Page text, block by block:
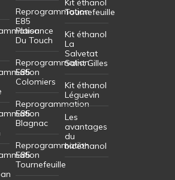
Reprogrammation
E85
Plaisance
Du Touch
Reprogrammation
E85
Colomiers
Reprogrammation
E85
Blagnac
Reprogrammation
E85
Tournefeuille
Kit éthanol
Tournefeuille
Kit éthanol
La
Salvetat
Saint Gilles
Kit éthanol
Léguevin
Les
avantages
du
bioéthanol